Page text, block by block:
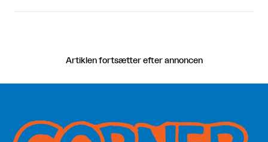
Artiklen fortsætter efter annoncen